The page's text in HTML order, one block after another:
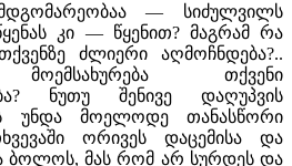
— სიძულვილს
კი — წყენით? მაგრამ რა
ძლიერი აღმოჩნდება?..
თქვენი
ნუთუ შენივე დაღუპვის
უნდა მოელოდე თანასწორი
ორივეს დაცემისა და
ბოლოს, მას რომ არ სურდეს და